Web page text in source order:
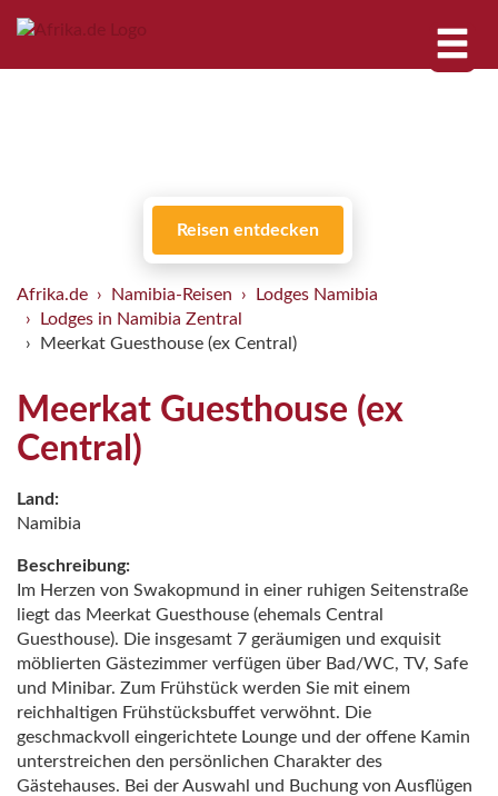
Reisen entdecken
Afrika.de Namibia-Reisen
Lodges Namibia
Lodges in Namibia Zentral
Meerkat Guesthouse (ex Central)
Meerkat Guesthouse (ex
Central)
Land:
Namibia
Beschreibung:
Im Herzen von Swakopmund in einer ruhigen Seitenstraße
liegt das Meerkat Guesthouse (ehemals Central
Guesthouse). Die insgesamt 7 geräumigen und exquisit
möblierten Gästezimmer verfügen über Bad/WC, TV, Safe
und Minibar. Zum Frühstück werden Sie mit einem
reichhaltigen Frühstücksbuffet verwöhnt. Die
geschmackvoll eingerichtete Lounge und der offene Kamin
unterstreichen den persönlichen Charakter des
Gästehauses. Bei der Auswahl und Buchung von Ausflügen